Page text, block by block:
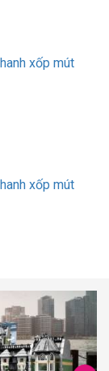
xốp mút
xốp mút